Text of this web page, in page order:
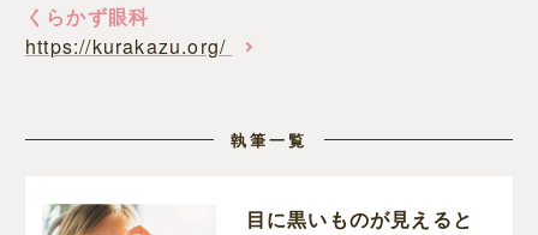
くらかず眼科
https://kurakazu.org/
執筆一覧
目に黒いものが見えると